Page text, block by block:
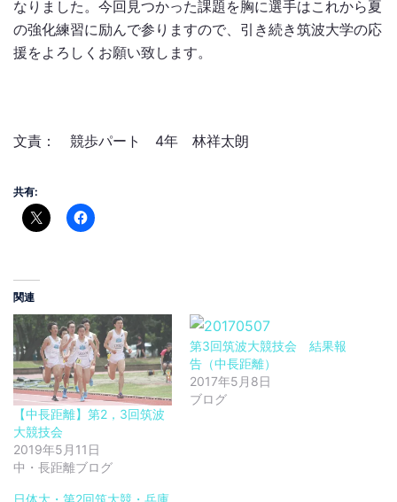
なりました。今回見つかった課題を胸に選手はこれから夏
の強化練習に励んで参りますので、引き続き筑波大学の応
援をよろしくお願い致します。
文責： 競歩パート 4年 林祥太朗
共有:
関連
【中長距離】第2，3回筑波
大競技会
2019年5月11日
中・長距離ブログ
第3回筑波大競技会 結果報
告（中長距離）
2017年5月8日
ブログ
日体大・第2回筑大競・兵庫